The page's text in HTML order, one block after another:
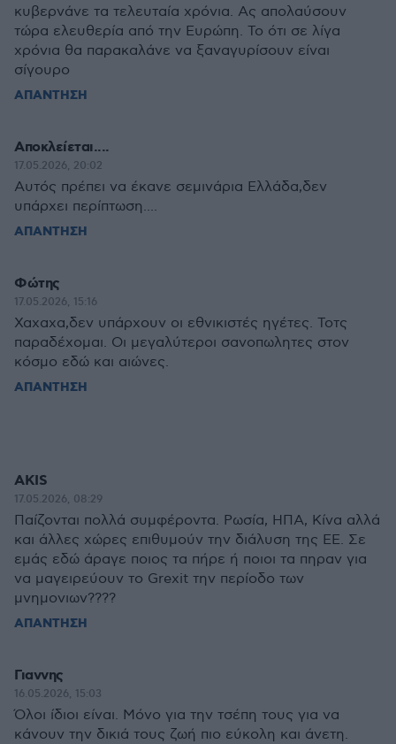
κυβερνάνε τα τελευταία χρόνια. Ας απολαύσουν
τώρα ελευθερία από την Ευρώπη. Το ότι σε λίγα
χρόνια θα παρακαλάνε να ξαναγυρίσουν είναι
σίγουρο
ΑΠΑΝΤΗΣΗ
Αποκλείεται....
17.05.2026, 20:02
Αυτός πρέπει να έκανε σεμινάρια Ελλάδα,δεν
υπάρχει περίπτωση....
ΑΠΑΝΤΗΣΗ
Φώτης
17.05.2026, 15:16
Χαχαχα,δεν υπάρχουν οι εθνικιστές ηγέτες. Τοτς
παραδέχομαι. Οι μεγαλύτεροι σανοπωλητες στον
κόσμο εδώ και αιώνες.
ΑΠΑΝΤΗΣΗ
AKIS
17.05.2026, 08:29
Παίζονται πολλά συμφέροντα. Ρωσία, ΗΠΑ, Κίνα αλλά
και άλλες χώρες επιθυμούν την διάλυση της ΕΕ. Σε
εμάς εδώ άραγε ποιος τα πήρε ή ποιοι τα πηραν για
να μαγειρεύουν το Grexit την περίοδο των
μνημονιων????
ΑΠΑΝΤΗΣΗ
Γιαννης
16.05.2026, 15:03
Όλοι ίδιοι είναι. Μόνο για την τσέπη τους για να
κάνουν την δικιά τους ζωή πιο εύκολη και άνετη.